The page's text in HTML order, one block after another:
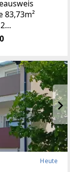
83,73m²
und
ruhigen
Heute